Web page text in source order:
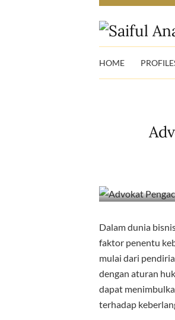
HOME
Dalam dunia
faktor penentu
mulai dari
dengan aturan
dapat
terhadap